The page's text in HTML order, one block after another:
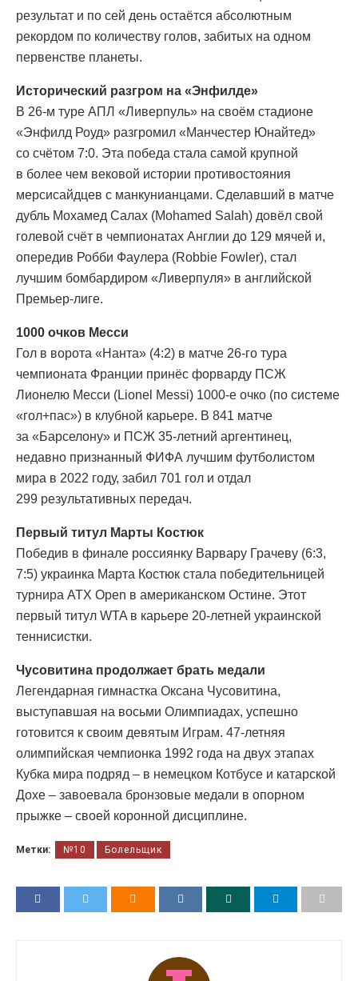
результат и по сей день остаётся абсолютным
рекордом по количеству голов, забитых на одном
первенстве планеты.
Исторический разгром на «Энфилде»
В 26-м туре АПЛ «Ливерпуль» на своём стадионе
«Энфилд Роуд» разгромил «Манчестер Юнайтед»
со счётом 7:0. Эта победа стала самой крупной
в более чем вековой истории противостояния
мерсисайдцев с манкунианцами. Сделавший в матче
дубль Мохамед Салах (Mohamed Salah) довёл свой
голевой счёт в чемпионатах Англии до 129 мячей и,
опередив Робби Фаулера (Robbie Fowler), стал
лучшим бомбардиром «Ливерпуля» в английской
Премьер-лиге.
1000 очков Месси
Гол в ворота «Нанта» (4:2) в матче 26-го тура
чемпионата Франции принёс форварду ПСЖ
Лионелю Месси (Lionel Messi) 1000-е очко (по системе
«гол+пас») в клубной карьере. В 841 матче
за «Барселону» и ПСЖ 35-летний аргентинец,
недавно признанный ФИФА лучшим футболистом
мира в 2022 году, забил 701 гол и отдал
299 результативных передач.
Первый титул Марты Костюк
Победив в финале россиянку Варвару Грачеву (6:3,
7:5) украинка Марта Костюк стала победительницей
турнира ATX Open в американском Остине. Этот
первый титул WTA в карьере 20-летней украинской
теннисистки.
Чусовитина продолжает брать медали
Легендарная гимнастка Оксана Чусовитина,
выступавшая на восьми Олимпиадах, успешно
готовится к своим девятым Играм. 47-летняя
олимпийская чемпионка 1992 года на двух этапах
Кубка мира подряд – в немецком Котбусе и катарской
Дохе – завоевала бронзовые медали в опорном
прыжке – своей коронной дисциплине.
Метки: №10 Болельщик